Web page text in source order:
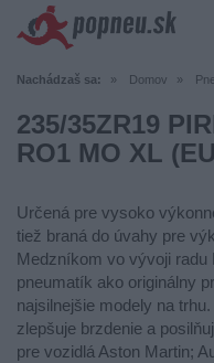
Nachádzaš sa: Domov
235/35ZR19
RO1 MO XL
Určená pre vysoko
tiež braná do úvahy pre
Medzníkom vo vývoji
pneumatík ako originálny
najsilnejšie modely na
zlepšuje brzdenie a
pre vozidlá Aston Martin;